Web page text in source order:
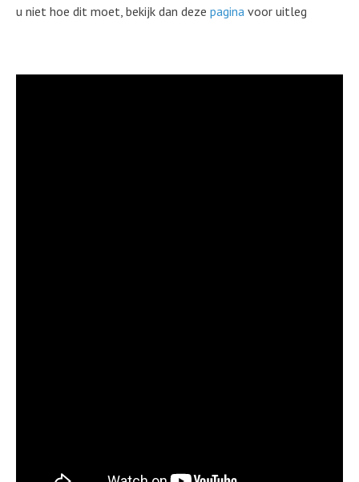
u niet hoe dit moet, bekijk dan deze pagina voor uitleg